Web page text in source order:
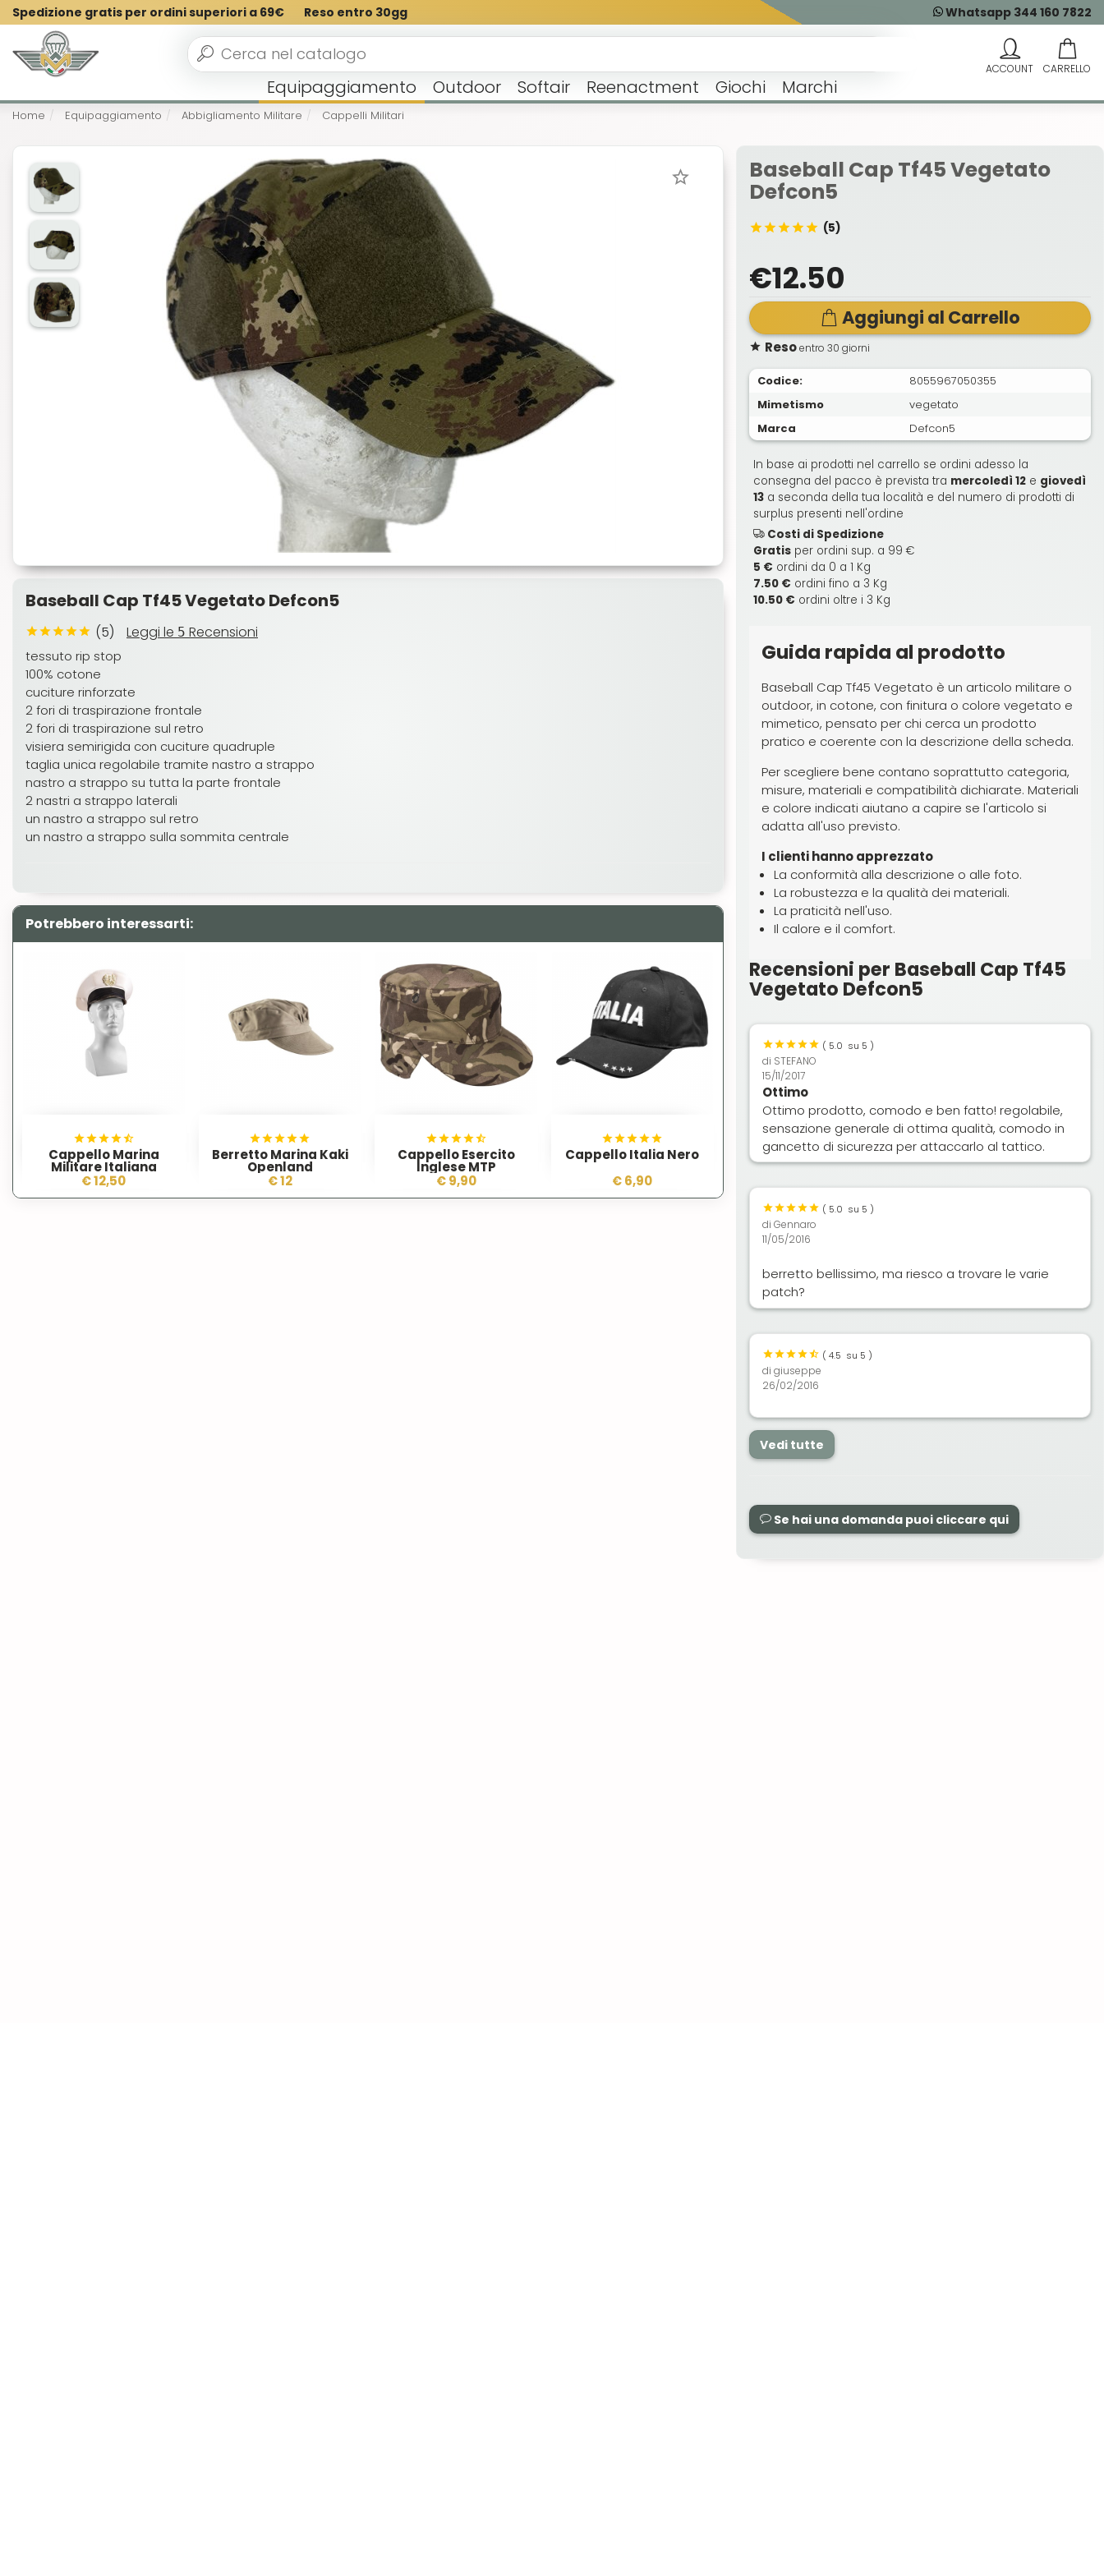
Spedizione gratis per ordini superiori a 69€ Reso entro 30gg Whatsapp 344 160 7822
Equipaggiamento Outdoor Softair Reenactment Giochi Marchi
Home Equipaggiamento Abbigliamento Militare Cappelli Militari
Baseball Cap Tf45 Vegetato Defcon5
(5) Leggi le 5 Recensioni
tessuto rip stop
100% cotone
cuciture rinforzate
2 fori di traspirazione frontale
2 fori di traspirazione sul retro
visiera semirigida con cuciture quadruple
taglia unica regolabile tramite nastro a strappo
nastro a strappo su tutta la parte frontale
2 nastri a strappo laterali
un nastro a strappo sul retro
un nastro a strappo sulla sommita centrale
Potrebbero interessarti:
Cappello Marina
Militare Italiana
€ 12,50
Berretto Marina Kaki
Openland
€ 12
Cappello Esercito
Inglese MTP
€ 9,90
Cappello Italia Nero
€ 6,90
Baseball Cap Tf45 Vegetato
Defcon5
(5)
€12.50
Aggiungi al Carrello
Resoentro 30 giorni
Codice:
8055967050355
Mimetismo
vegetato
Marca
Defcon5
In base ai prodotti nel carrello se ordini adesso la
consegna del pacco è prevista tra mercoledì 12 e giovedì
13 a seconda della tua località e del numero di prodotti di
surplus presenti nell'ordine
Costi di Spedizione
Gratis per ordini sup. a 99 €
5 € ordini da 0 a 1 Kg
7.50 € ordini fino a 3 Kg
10.50 € ordini oltre i 3 Kg
Guida rapida al prodotto
Baseball Cap Tf45 Vegetato è un articolo militare o
outdoor, in cotone, con finitura o colore vegetato e
mimetico, pensato per chi cerca un prodotto
pratico e coerente con la descrizione della scheda.
Per scegliere bene contano soprattutto categoria,
misure, materiali e compatibilità dichiarate. Materiali
e colore indicati aiutano a capire se l'articolo si
adatta all'uso previsto.
I clienti hanno apprezzato
La conformità alla descrizione o alle foto.
La robustezza e la qualità dei materiali.
La praticità nell'uso.
Il calore e il comfort.
Recensioni per Baseball Cap Tf45
Vegetato Defcon5
( 5.0 su 5 )
di STEFANO
15/11/2017
Ottimo
Ottimo prodotto, comodo e ben fatto! regolabile,
sensazione generale di ottima qualità, comodo in
gancetto di sicurezza per attaccarlo al tattico.
( 5.0 su 5 )
di Gennaro
11/05/2016
berretto bellissimo, ma riesco a trovare le varie
patch?
( 4.5 su 5 )
di giuseppe
26/02/2016
Vedi tutte
Se hai una domanda puoi cliccare qui